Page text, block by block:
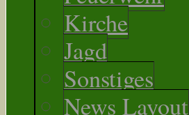
Kirche
Jagd
Sonstiges
News Layout